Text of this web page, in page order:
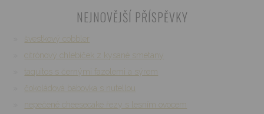
NEJNOVĚJŠÍ PŘÍSPĚVKY
švestkový cobbler
citrónový chlebíček z kysané smetany
taquitos s černými fazolemi a sýrem
čokoládová bábovka s nutellou
nepečené cheesecake řezy s lesním ovocem